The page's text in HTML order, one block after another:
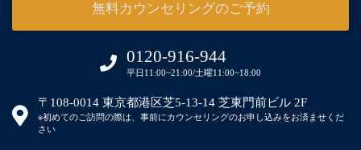
無料カウンセリングのご予約
0120-916-944
平日11:00~21:00/土曜11:00~18:00
〒108-0014 東京都港区芝5-13-14 芝東門前ビル 2F
※初めてのご訪問の際は、事前にカウンセリングのお申し込みをお済ませくだ
さい